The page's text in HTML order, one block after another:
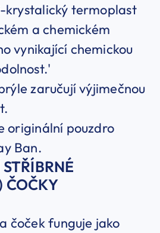
krystalický termoplast
a chemickém
vynikající chemickou
zaručují výjimečnou
originální pouzdro
Ban.
ČOČKY
čoček funguje jako